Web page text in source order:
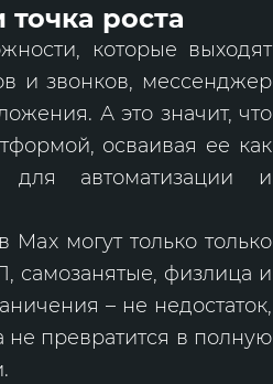
роста
которые выходят
и звонков, мессенджер
А это значит, что
осваивая ее как
автоматизации и
могут только только
самозанятые, физлица и
– не недостаток,
превратится в полную